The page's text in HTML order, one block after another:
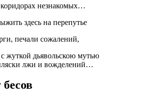
коридорах незнакомых…
здесь на перепутье
печали сожалений,
жуткой дьявольскою мутью
лжи и вожделений…